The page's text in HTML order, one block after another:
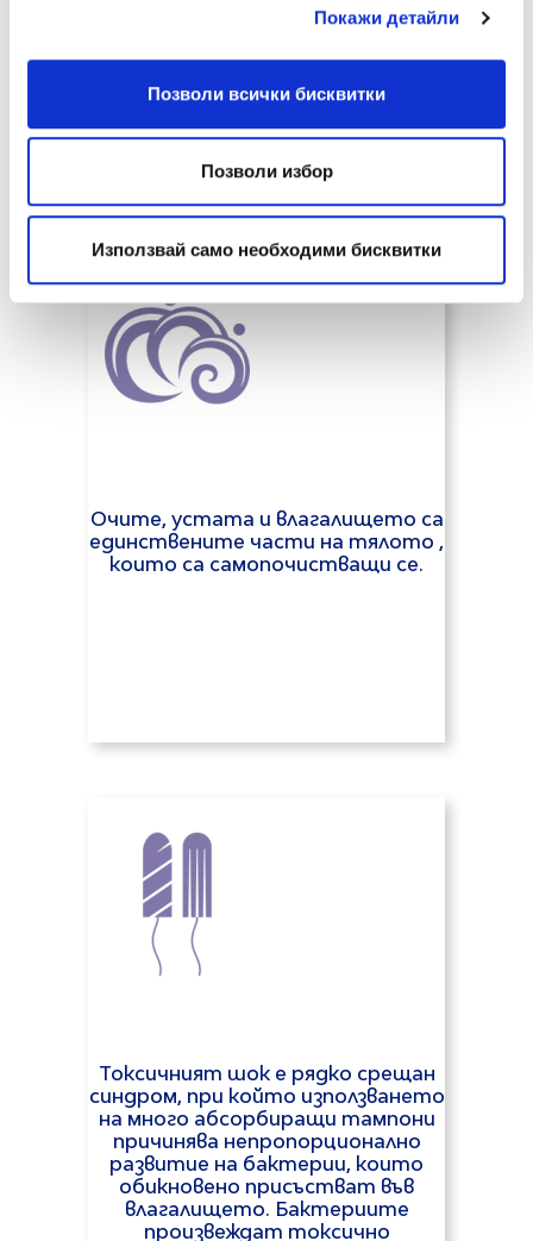
Покажи детайли
Позволи всички бисквитки
Позволи избор
Използвай само необходими бисквитки
се е увеличила около 50 пъти.
Очите, устата и влагалището са
единствените части на тялото ,
които са самопочистващи се.
Токсичният шок е рядко срещан
синдром, при който използването
на много абсорбиращи тампони
причинява непропорционално
развитие на бактерии, които
обикновено присъстват във
влагалището. Бактериите
произвеждат токсично